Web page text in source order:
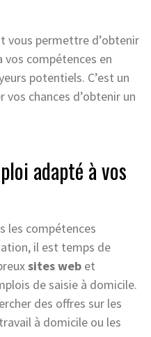
vous permettre d’obtenir
compétences en
potentiels. C’est un
chances d’obtenir un
adapté à vos
les compétences
il est temps de
sites web et
de saisie à domicile.
des offres sur les
à domicile ou les